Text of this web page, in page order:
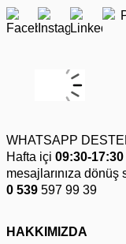
WHATSAPP
Hafta içi 09:30-
mesajlarınıza dönüş
0 539 597 99 39
HAKKIMIZDA